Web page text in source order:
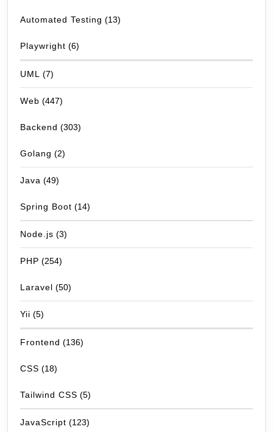
Automated Testing (13)
Playwright (6)
UML (7)
Web (447)
Backend (303)
Golang (2)
Java (49)
Spring Boot (14)
Node.js (3)
PHP (254)
Laravel (50)
Yii (5)
Frontend (136)
CSS (18)
Tailwind CSS (5)
JavaScript (123)